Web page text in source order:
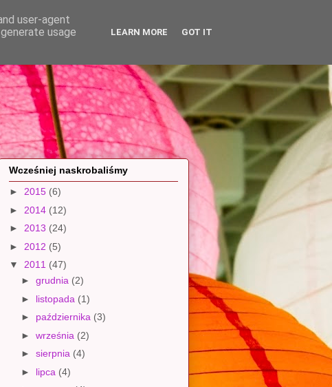
Wcześniej naskrobaliśmy
► 2015 (6)
► 2014 (12)
► 2013 (24)
► 2012 (5)
▼ 2011 (47)
► grudnia (2)
► listopada (1)
► października (3)
► września (2)
► sierpnia (4)
► lipca (4)
user-agent
usage
LEARN MORE GOT IT